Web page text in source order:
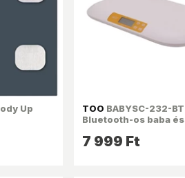
Up
TOO BABYSC-232-BT
Bluetooth-os baba és
7 999 Ft